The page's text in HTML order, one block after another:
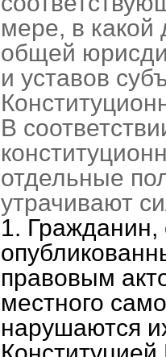
мере, в какой
общей
и уставов
В
отдельные
утрачивают
1.
правовым
местного
нарушаются